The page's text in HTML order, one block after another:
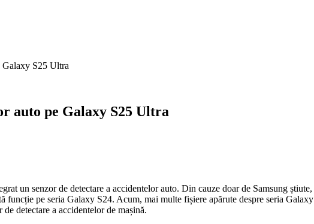
Galaxy S25 Ultra
auto pe Galaxy S25 Ultra
un senzor de detectare a accidentelor auto. Din cauze doar de Samsung știute,
funcție pe seria Galaxy S24. Acum, mai multe fișiere apărute despre seria Galaxy
detectare a accidentelor de mașină.